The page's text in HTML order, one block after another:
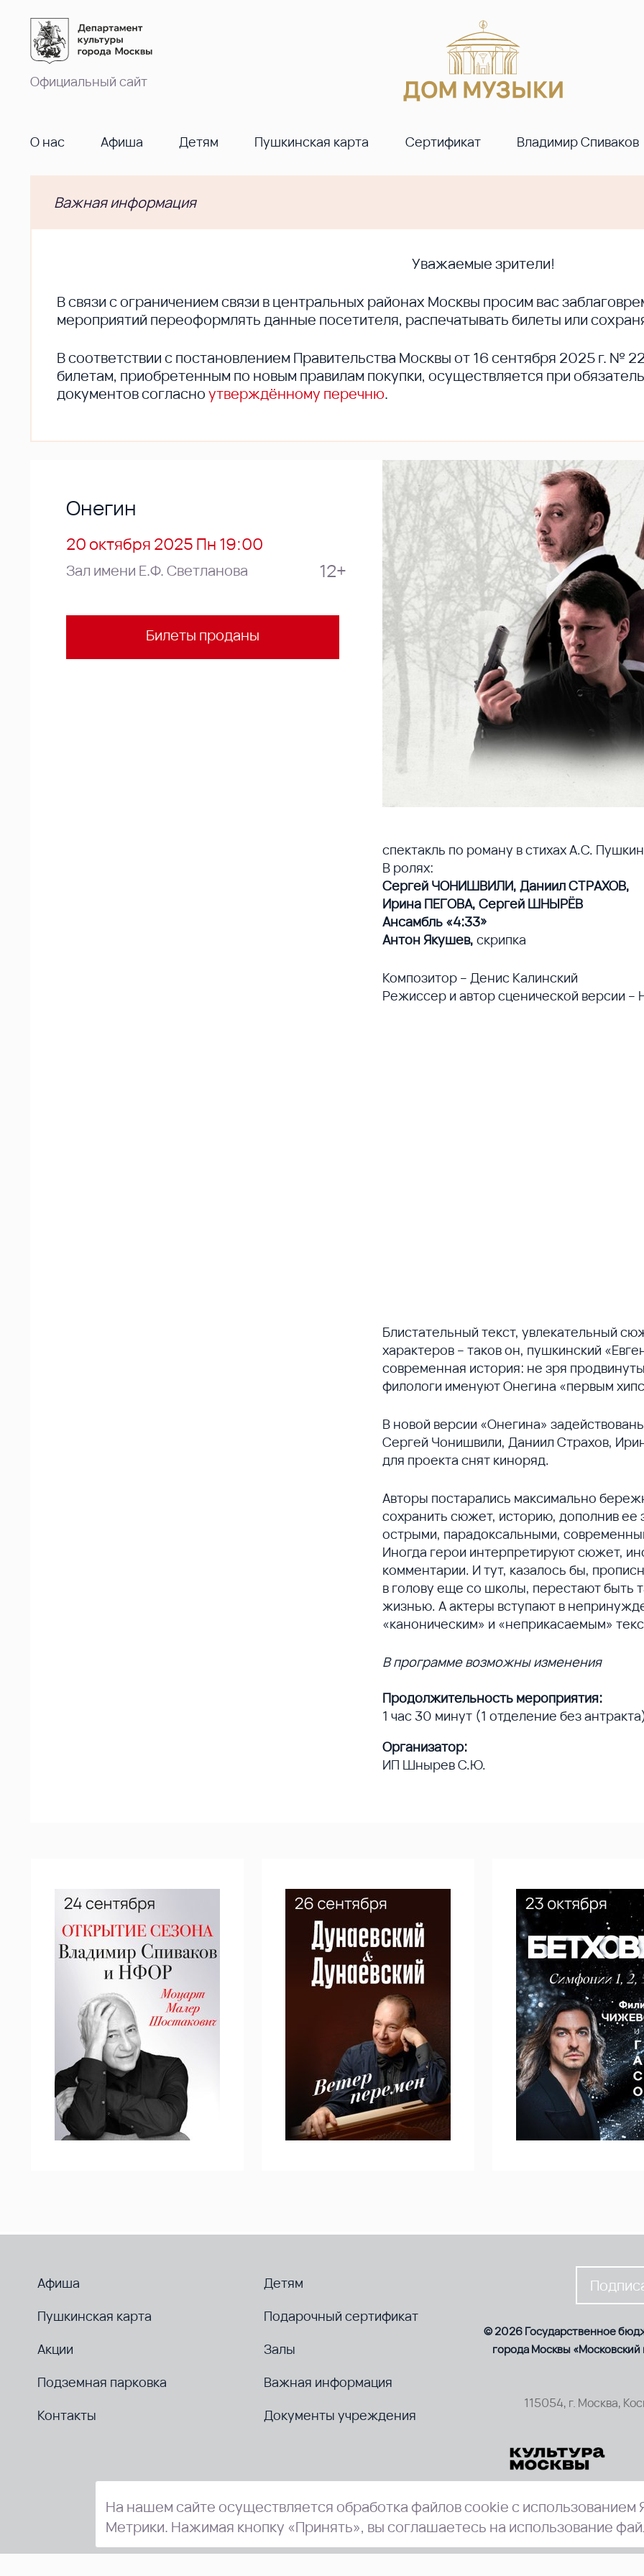
Официальный сайт
О нас Афиша Детям Пушкинская карта Сертификат Владимир Спиваков
Важная информация
Уважаемые зрители!
В cвязи с ограничением связи в центральных районах Москвы просим вас
мероприятий переоформлять данные посетителя, распечатывать билеты или
В соответствии с постановлением Правительства Москвы от 16 сентября 2025 г. №
билетам, приобретенным по новым правилам покупки, осуществляется при
документов согласноутверждённому перечню.
Онегин
20 октября 2025 Пн 19:00
Зал имени Е.Ф. Светланова 12+
Билеты проданы
спектакль по роману в стихах А.С.
В ролях:
Сергей ЧОНИШВИЛИ, Даниил СТРАХОВ,
Ирина ПЕГОВА, Сергей ШНЫРЁВ
Ансамбль «4:33»
Антон Якушев, скрипка
Композитор – Денис Калинский
Режиссер и автор сценической версии –
Блистательный текст, увлекательный
характеров – таков он, пушкинский
современная история: не зря
филологи именуют Онегина «первым
В новой версии «Онегина»
Сергей Чонишвили, Даниил Страхов,
для проекта снят киноряд.
Авторы постарались максимально
сохранить сюжет, историю, дополнив
острыми, парадоксальными,
Иногда герои интерпретируют сюжет,
комментарии. И тут, казалось бы,
в голову еще со школы, перестают быть
жизнью. А актеры вступают в
«каноническим» и «неприкасаемым»
В программе возможны изменения
Продолжительность мероприятия:
1 час 30 минут (1 отделение без
Организатор:
ИП Шнырев С.Ю.
Афиша
Детям
Пушкинская карта
Подарочный сертификат
Акции
Залы
Подземная парковка
Важная информация
Контакты
Документы учреждения
© 2026 Государственное
города Москвы
115054, г. Москва,
На нашем сайте осуществляется обработка файлов cookie с использованием
Метрики. Нажимая кнопку «Принять», вы соглашаетесь на использование